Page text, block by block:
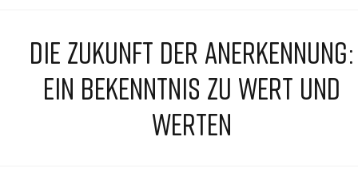
DIE ZUKUNFT DER ANERKENNUNG:
EIN BEKENNTNIS ZU WERT UND
WERTEN